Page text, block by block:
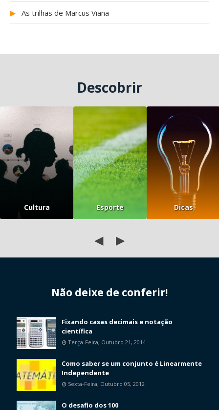
▶ As trilhas de Marcus Viana
Descobrir
Cultura Esporte Dicas
◀ ▶
Não deixe de conferir!
Fixando casas decimais e notação
científica
Terça-Feira, Outubro 21, 2014
Como saber se um conjunto é Linearmente
Independente
Sexta-Feira, Outubro 05, 2012
O desafio dos 100